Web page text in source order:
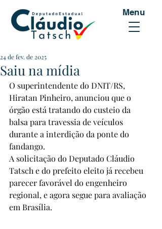
Menu
Saiu na mídia
24 de fev. de 2025
O superintendente do DNIT/RS,
Hiratan Pinheiro, anunciou que o
órgão está tratando do custeio da
balsa para travessia de veículos
durante a interdição da ponte do
fandango.
A solicitação do Deputado Cláudio
Tatsch e do prefeito eleito já recebeu
parecer favorável do engenheiro
regional, e agora segue para avaliação
em Brasília.